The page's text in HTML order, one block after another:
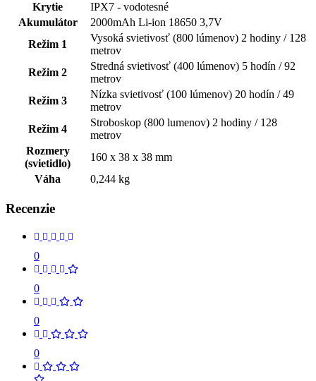
Krytie
IPX7 - vodotesné
Akumulátor
2000mAh Li-ion 18650 3,7V
Režim 1
Vysoká svietivosť (800 lúmenov) 2 hodiny / 128
metrov
Režim 2
Stredná svietivosť (400 lúmenov) 5 hodín / 92
metrov
Režim 3
Nízka svietivosť (100 lúmenov) 20 hodín / 49
metrov
Režim 4
Stroboskop (800 lumenov) 2 hodiny / 128
metrov
Rozmery
(svietidlo)
160 x 38 x 38 mm
Váha
0,244 kg
Recenzie
0
0
0
0